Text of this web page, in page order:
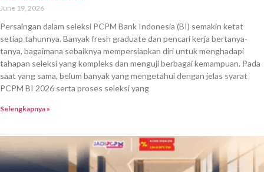
June 19, 2026
Persaingan dalam seleksi PCPM Bank Indonesia (BI) semakin ketat
setiap tahunnya. Banyak fresh graduate dan pencari kerja bertanya-
tanya, bagaimana sebaiknya mempersiapkan diri untuk menghadapi
tahapan seleksi yang kompleks dan menguji berbagai kemampuan. Pada
saat yang sama, belum banyak yang mengetahui dengan jelas syarat
PCPM BI 2026 serta proses seleksi yang
Selengkapnya »